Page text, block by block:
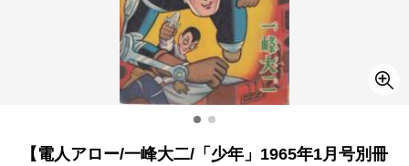
【電人アロー/一峰大二/「少年」1965年1月号別冊